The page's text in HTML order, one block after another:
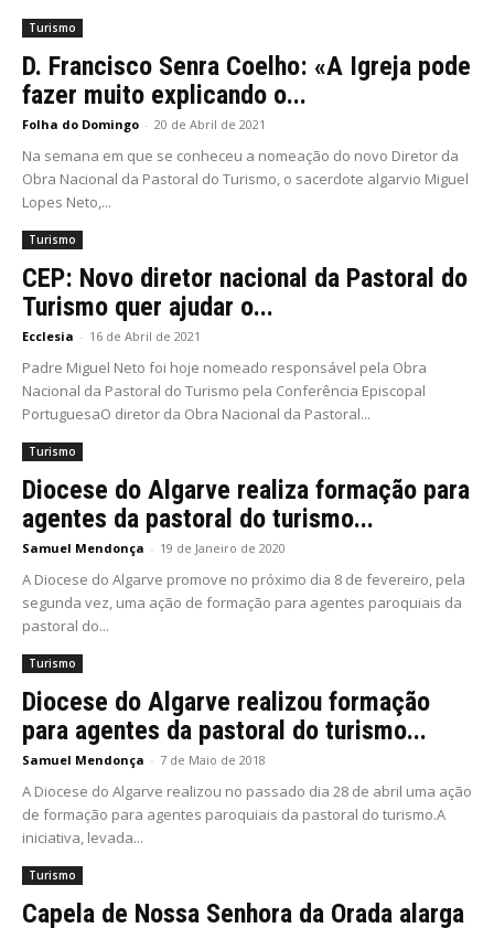
Turismo
D. Francisco Senra Coelho: «A Igreja pode
fazer muito explicando o...
Folha do Domingo - 20 de Abril de 2021
Na semana em que se conheceu a nomeação do novo Diretor da
Obra Nacional da Pastoral do Turismo, o sacerdote algarvio Miguel
Lopes Neto,...
Turismo
CEP: Novo diretor nacional da Pastoral do
Turismo quer ajudar o...
Ecclesia - 16 de Abril de 2021
Padre Miguel Neto foi hoje nomeado responsável pela Obra
Nacional da Pastoral do Turismo pela Conferência Episcopal
PortuguesaO diretor da Obra Nacional da Pastoral...
Turismo
Diocese do Algarve realiza formação para
agentes da pastoral do turismo...
Samuel Mendonça - 19 de Janeiro de 2020
A Diocese do Algarve promove no próximo dia 8 de fevereiro, pela
segunda vez, uma ação de formação para agentes paroquiais da
pastoral do...
Turismo
Diocese do Algarve realizou formação
para agentes da pastoral do turismo...
Samuel Mendonça - 7 de Maio de 2018
A Diocese do Algarve realizou no passado dia 28 de abril uma ação
de formação para agentes paroquiais da pastoral do turismo.A
iniciativa, levada...
Turismo
Capela de Nossa Senhora da Orada alarga